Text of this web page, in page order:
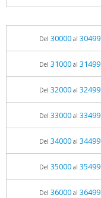
Del 30000al 30499
Del 31000al 31499
Del 32000al 32499
Del 33000al 33499
Del 34000al 34499
Del 35000al 35499
Del 36000al 36499